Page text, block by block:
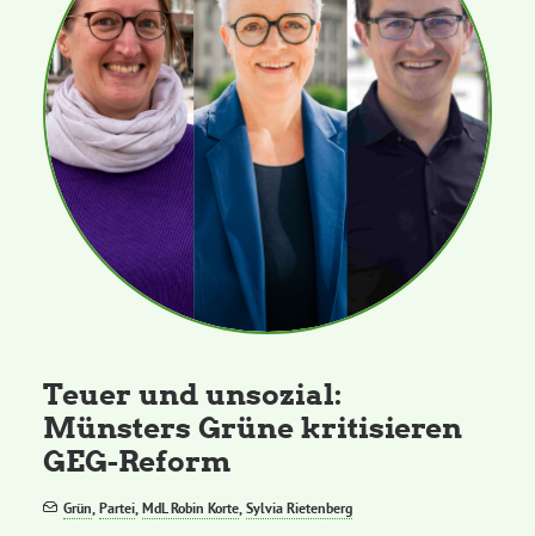
Teuer und unsozial:
Münsters Grüne kritisieren
GEG-Reform
Grün,Partei,MdL Robin Korte,Sylvia Rietenberg